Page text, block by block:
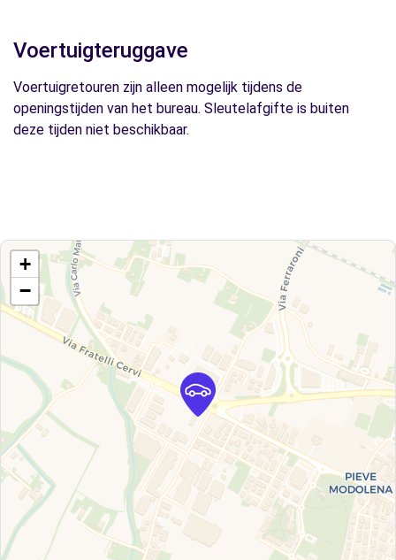
Voertuigteruggave
Voertuigretouren zijn alleen mogelijk tijdens de
openingstijden van het bureau. Sleutelafgifte is buiten
deze tijden niet beschikbaar.
+
−